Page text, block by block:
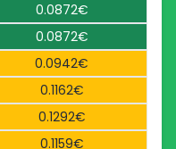
0.0872€
0.0872€
0.0942€
0.1162€
0.1292€
0.1159€